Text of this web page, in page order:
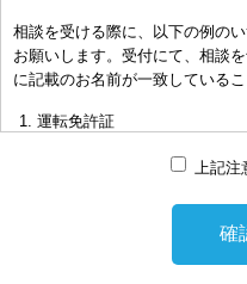
お申し出により、相談担当弁
依頼された場合には、通常の
その場合は、依頼者と弁理士
によって、また、特許事務
非対面型の相談はWEB会議
議システムを利用する事に
当会は、一切の責任を負い
相談を受ける際に、以下の例の
お願いします。受付にて、相談
に記載のお名前が一致している
運転免許証
マイナンバーカード
上記注